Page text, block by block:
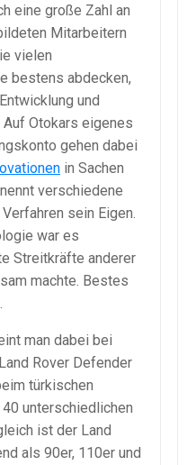
eine große Zahl an
Mitarbeitern
vielen
bestens abdecken,
und
Otokars eigenes
gehen dabei
in Sachen
verschiedene
sein Eigen.
war es
Streitkräfte anderer
machte. Bestes
man dabei bei
Rover Defender
türkischen
unterschiedlichen
ist der Land
als 90er, 110er und